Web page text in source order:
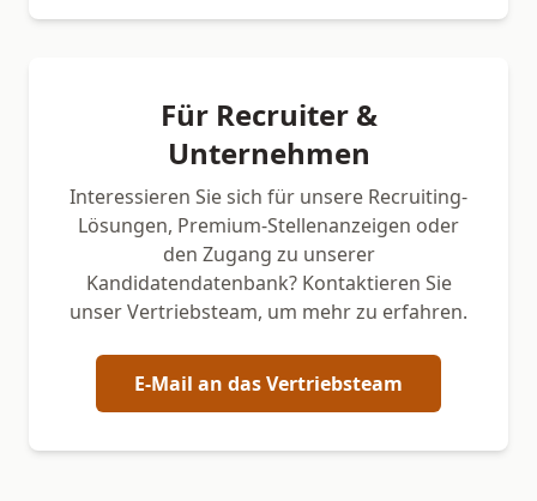
Für Recruiter &
Unternehmen
Interessieren Sie sich für unsere Recruiting-
Lösungen, Premium-Stellenanzeigen oder
den Zugang zu unserer
Kandidatendatenbank? Kontaktieren Sie
unser Vertriebsteam, um mehr zu erfahren.
E-Mail an das Vertriebsteam